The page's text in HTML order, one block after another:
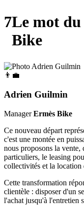
7Le mot
Bike
👨‍💼
Adrien Guilmin
ManagerErmès Bike
Ce nouveau départ
c'est une montée en
nous proposons la vente,
particuliers, le leasing
collectivités et la location
Cette transformation
clientèle : disposer d'un
l'achat jusqu'à l'entretien